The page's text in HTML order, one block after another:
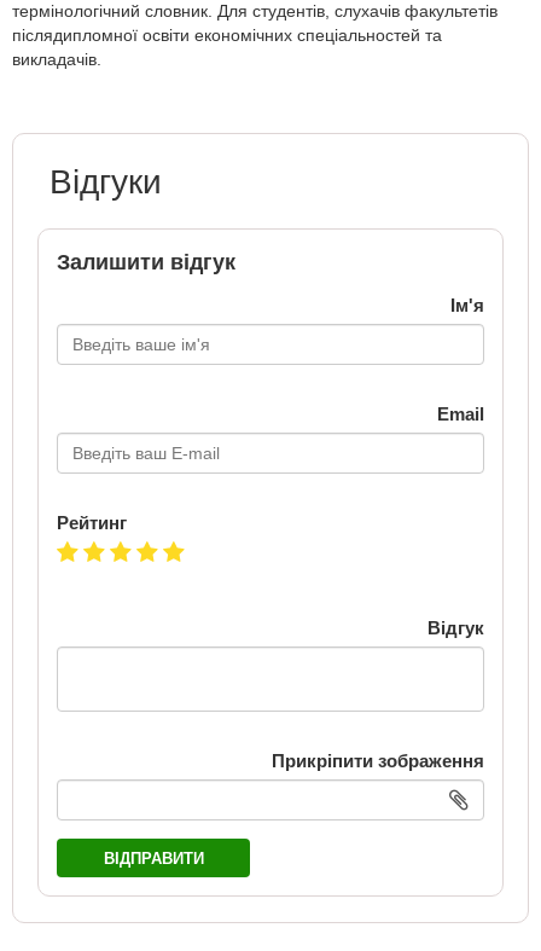
термінологічний словник. Для студентів, слухачів факультетів
післядипломної освіти економічних спеціальностей та
викладачів.
Відгуки
Залишити відгук
Ім'я
Email
Рейтинг
Відгук
Прикріпити зображення
ВІДПРАВИТИ